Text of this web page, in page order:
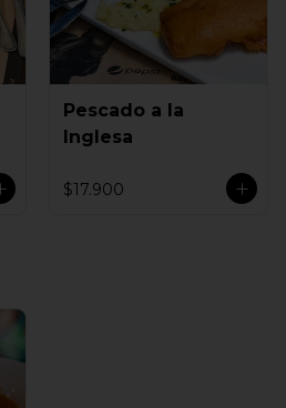
Pescado a la
Inglesa
$17.900